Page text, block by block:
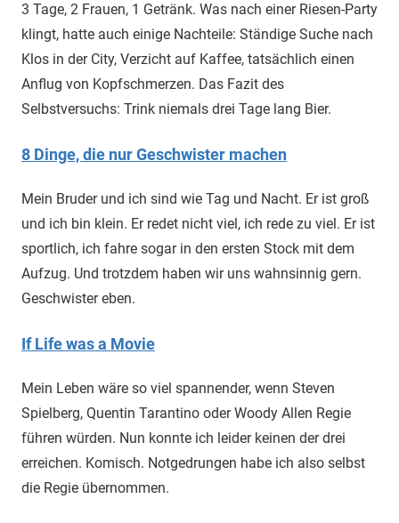
3 Tage, 2 Frauen, 1 Getränk. Was nach einer Riesen-Party
klingt, hatte auch einige Nachteile: Ständige Suche nach
Klos in der City, Verzicht auf Kaffee, tatsächlich einen
Anflug von Kopfschmerzen. Das Fazit des
Selbstversuchs: Trink niemals drei Tage lang Bier.
8 Dinge, die nur Geschwister machen
Mein Bruder und ich sind wie Tag und Nacht. Er ist groß
und ich bin klein. Er redet nicht viel, ich rede zu viel. Er ist
sportlich, ich fahre sogar in den ersten Stock mit dem
Aufzug. Und trotzdem haben wir uns wahnsinnig gern.
Geschwister eben.
If Life was a Movie
Mein Leben wäre so viel spannender, wenn Steven
Spielberg, Quentin Tarantino oder Woody Allen Regie
führen würden. Nun konnte ich leider keinen der drei
erreichen. Komisch. Notgedrungen habe ich also selbst
die Regie übernommen.